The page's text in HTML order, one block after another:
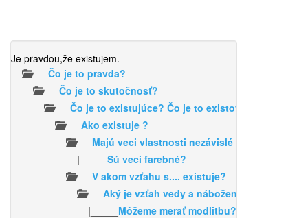
Je pravdou,že existujem.
Čo je to pravda?
Čo je to skutočnosť?
Čo je to existujúce? Čo je to existovať?
Ako existuje ?
Majú veci vlastnosti nezávislé na našom
|_____ Sú veci farebné?
V akom vzťahu s.... existuje?
Aký je vzťah vedy a náboženstva?
|_____ Môžeme merať modlitbu?